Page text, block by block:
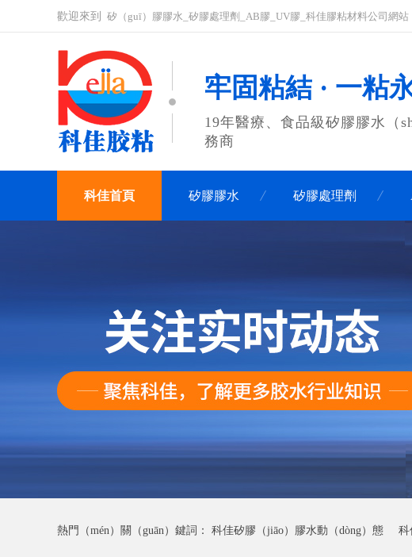
歡迎來到 矽（guī）膠膠水_矽膠處理劑_AB膠_UV膠_科佳膠粘材料公司網站
牢固粘結 · 一粘
19年醫療、食品級矽膠膠水（
務商
科佳首頁 矽膠膠水 矽膠處理劑
熱門（mén）關（guān）鍵詞： 科佳矽膠（jiāo）膠水動（dòng）態 科